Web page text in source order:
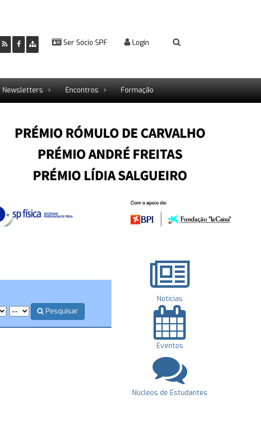
Ser Sócio SPF Login
Newsletters Encontros Formação
Pesquisar
Notícias
Eventos
Núcleos de Estudantes